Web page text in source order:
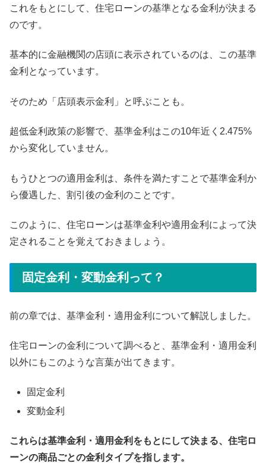
これをもとにして、住宅ローンの基準となる金利が決まる
のです。
基本的に金融機関の店頭に表示されているのは、この基準
金利となっています。
そのため「店頭表示金利」と呼ぶことも。
超低金利政策の影響で、基準金利はこの10年近く2.475%
から変化していません。
もうひとつの適用金利は、条件を満たすことで基準金利か
ら優遇した、割引後の金利のことです。
このように、住宅ローンは基準金利や適用金利によって決
定されることを覚えておきましょう。
固定金利・変動金利って？
前の章では、基準金利・適用金利について解説しました。
住宅ローンの金利について調べると、基準金利・適用金利
以外にもこのような言葉が出てきます。
固定金利
変動金利
これらは基準金利・適用金利をもとにして決まる、住宅ロ
ーンの商品ごとの金利タイプを指します。